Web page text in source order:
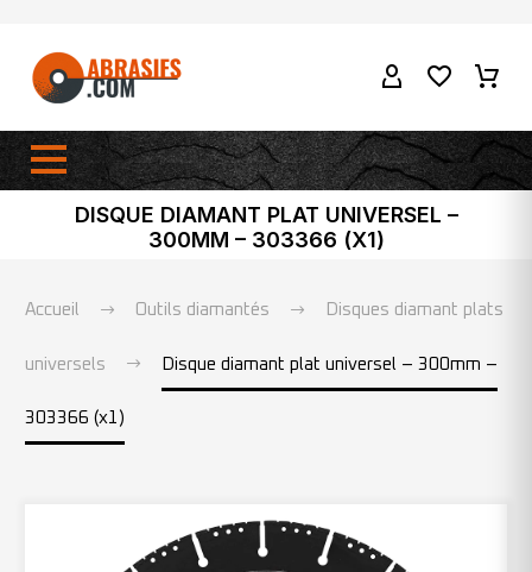
DISQUE DIAMANT PLAT UNIVERSEL –
300MM – 303366 (X1)
Accueil Outils diamantés Disques diamant plats
universels Disque diamant plat universel – 300mm –
303366 (x1)